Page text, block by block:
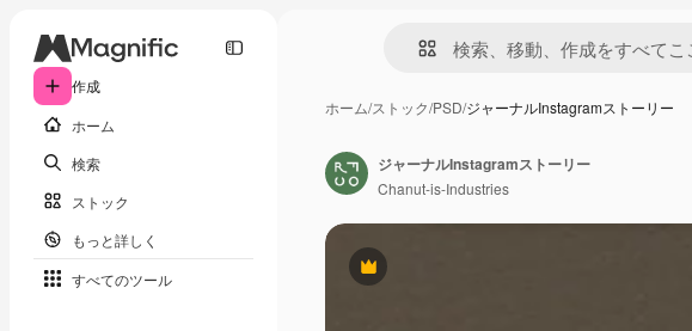
作成
ホーム
検索
ストック
もっと詳しく
すべてのツール
ホーム/ストック/PSD/ジャーナルInstagramストーリー
Premium
ジャーナルInstagramストーリー
Chanut-is-Industries